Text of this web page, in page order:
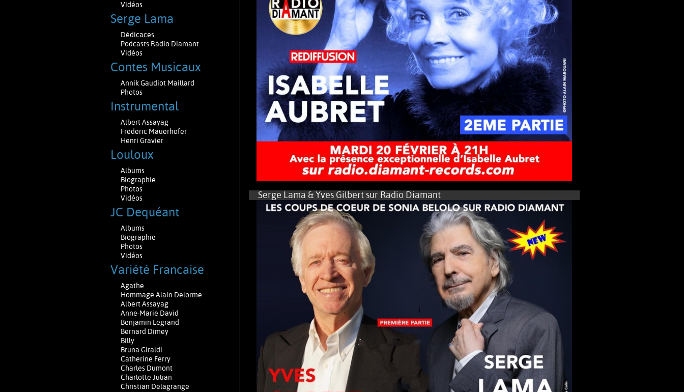
Vidéos
Serge Lama
Dédicaces
Podcasts Radio Diamant
Vidéos
Contes Musicaux
Annik Gaudiot Maillard
Photos
Instrumental
Albert Assayag
Frederic Mauerhofer
Henri Gravier
Louloux
Albums
Biographie
Photos
Vidéos
JC Dequéant
Albums
Biographie
Photos
Vidéos
Variété Francaise
Agathe
Hommage Alain Delorme
Albert Assayag
Anne-Marie David
Benjamin Legrand
Bernard Dimey
Billy
Bruna Giraldi
Catherine Ferry
Charles Dumont
Charlotte Julian
Christian Delagrange
Serge Lama & Yves Gilbert sur Radio Diamant